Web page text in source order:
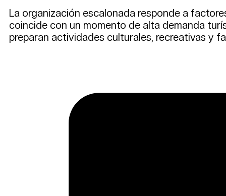
La organización escalonada responde a
coincide con un momento de alta demanda
preparan actividades culturales, recreativas y